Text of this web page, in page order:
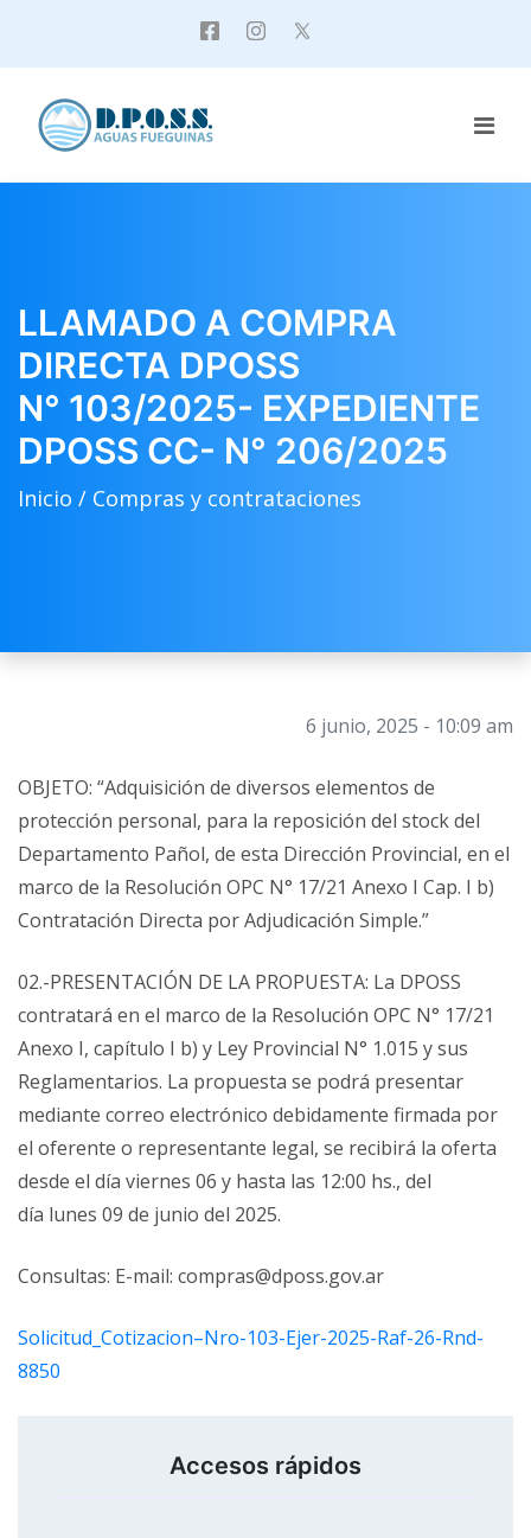
LLAMADO A COMPRA
DIRECTA DPOSS
N° 103/2025- EXPEDIENTE
DPOSS CC- N° 206/2025
Inicio / Compras y contrataciones
6 junio, 2025 - 10:09 am
OBJETO: “Adquisición de diversos elementos de
protección personal, para la reposición del stock del
Departamento Pañol, de esta Dirección Provincial, en el
marco de la Resolución OPC N° 17/21 Anexo I Cap. I b)
Contratación Directa por Adjudicación Simple.”
02.-PRESENTACIÓN DE LA PROPUESTA: La DPOSS
contratará en el marco de la Resolución OPC N° 17/21
Anexo I, capítulo I b) y Ley Provincial N° 1.015 y sus
Reglamentarios. La propuesta se podrá presentar
mediante correo electrónico debidamente firmada por
el oferente o representante legal, se recibirá la oferta
desde el día viernes 06 y hasta las 12:00 hs., del
día lunes 09 de junio del 2025.
Consultas: E-mail: compras@dposs.gov.ar
Solicitud_Cotizacion–Nro-103-Ejer-2025-Raf-26-Rnd-
8850
Accesos rápidos